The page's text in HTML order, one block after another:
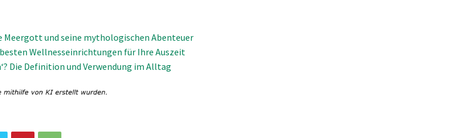
Meergott und seine mythologischen Abenteuer
Wellnesseinrichtungen für Ihre Auszeit
Die Definition und Verwendung im Alltag